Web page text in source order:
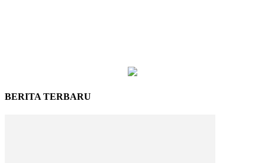
BERITA TERBARU